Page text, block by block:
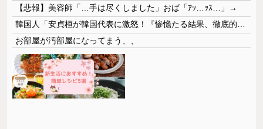
【悲報】美容師「…手は尽くしました」おば「ｱｯ…ｯｽ…」→
お部屋が汚部屋になってまう、、